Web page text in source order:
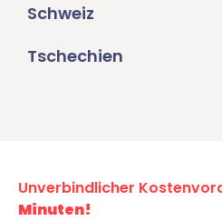
Schweiz
Tschechien
Unverbindlicher
Minuten!